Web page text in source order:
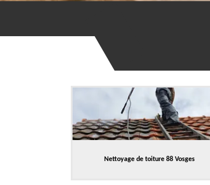
Nettoyage de toiture 88 Vosges